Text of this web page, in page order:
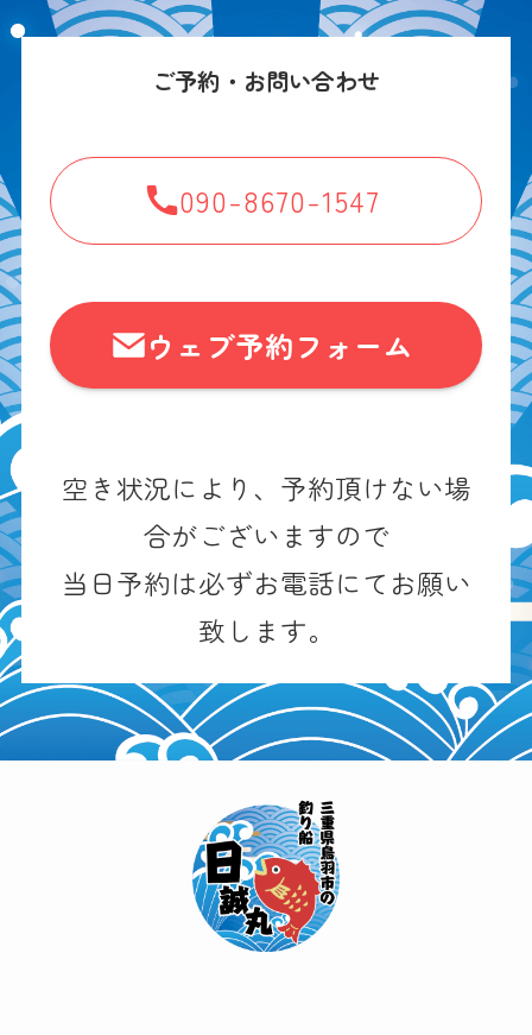
ご予約・お問い合わせ
090-8670-1547
ウェブ予約フォーム
空き状況により、予約頂けない場
合がございますので
当日予約は必ずお電話にてお願い
致します。